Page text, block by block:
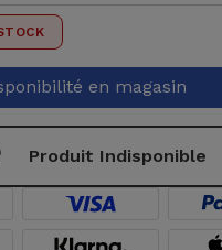
en magasin
Produit Indisponible